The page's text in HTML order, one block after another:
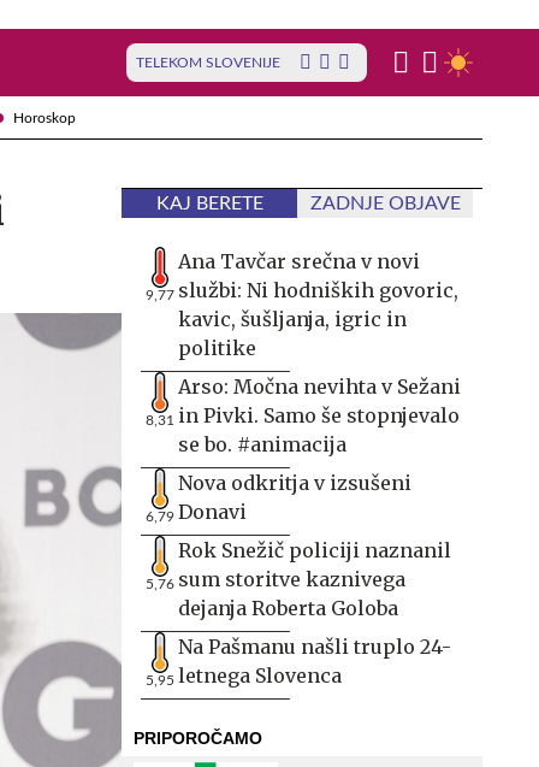
Horoskop
TELEKOM SLOVENIJE
KAJ BERETE ZADNJE OBJAVE
9,77
Ana Tavčar srečna v novi
službi: Ni hodniških govoric,
kavic, šušljanja, igric in
politike
8,31
Arso: Močna nevihta v Sežani
in Pivki. Samo še stopnjevalo
se bo. #animacija
6,79
Nova odkritja v izsušeni
Donavi
5,76
Rok Snežič policiji naznanil
sum storitve kaznivega
dejanja Roberta Goloba
5,95
Na Pašmanu našli truplo 24-
letnega Slovenca